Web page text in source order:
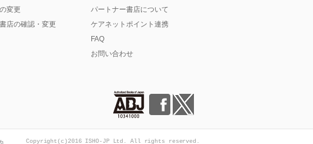
変更
店の確認・変更
パートナー書店について
ケアネットポイント連携
FAQ
お問い合わせ
Copyright(c)2016 ISHO-JP Ltd. All rights reserved.